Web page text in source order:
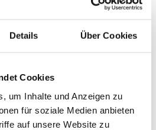
Details Über Cookies
Cookies
um Inhalte und Anzeigen zu
für soziale Medien anbieten
auf unsere Website zu